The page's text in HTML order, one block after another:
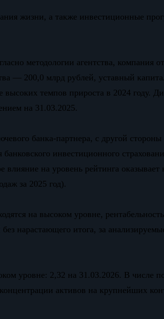
жизни, а также инвестиционные
методологии агентства, компания
— 200,0 млрд рублей, уставный
высоких темпов прироста в 2024 году.
на 31.03.2025.
банка-партнера, с другой
инвестиционного
на уровень рейтинга оказывает
за 2025 год).
на высоком уровне,
нарастающего итога, за
уровне: 2,32 на 31.03.2026. В числе
активов на крупнейших